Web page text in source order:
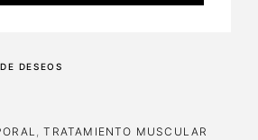
DESEOS
,TRATAMIENTO MUSCULAR